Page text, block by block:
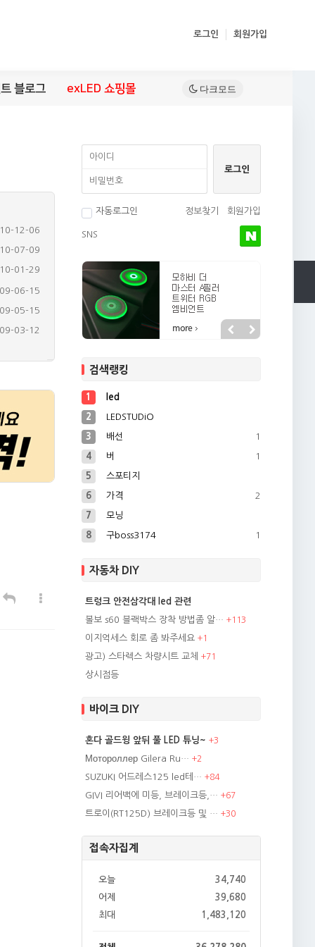
로그인 회원가입
블로그 exLED 쇼핑몰
06-15
05-15
03-12
11-30
12-06
07-09
01-29
자동로그인 정보찾기 회원가입
SNS
검색랭킹
1 led
2 LEDSTUDiO
3 배선 1
4 버 1
5 스포티지
6 가격 2
7 모닝
8 구boss3174 1
자동차 DIY
트렁크 안전삼각대 led 관련
볼보 s60 블랙박스 장착 방법좀 알… +113
이지억세스 회로 좀 봐주세요 +1
광고) 스타렉스 차량시트 교체 +71
상시점등
바이크 DIY
혼다 골드윙 앞뒤 풀 LED 튜닝~ +3
Мотороллер Gilera Ru… +2
SUZUKI 어드레스125 led테… +84
GIVI 리어백에 미등, 브레이크등,… +67
트로이(RT125D) 브레이크등 및 … +30
접속자집계
오늘
34,740
어제
39,680
최대
1,483,120